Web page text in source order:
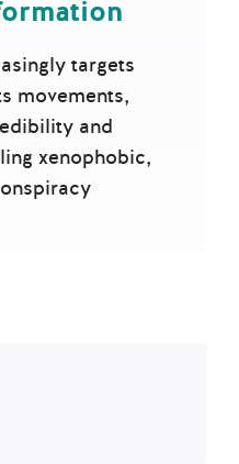
targets
movements,
and
xenophobic,